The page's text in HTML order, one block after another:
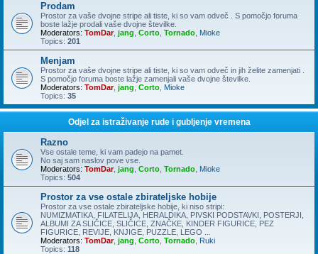
Prodam
Prostor za vaše dvojne stripe ali tiste, ki so vam odveč . S pomočjo foruma
boste lažje prodali vaše dvojne številke.
Moderators: TomDar, jang Corto Tornado Mioke
Topics: 201
Menjam
Prostor za vaše dvojne stripe ali tiste, ki so vam odveč in jih želite zamenjati .
S pomočjo foruma boste lažje zamenjali vaše dvojne številke.
Moderators: TomDar, jang Corto Mioke
Topics: 35
Odjel za istraživanje rude i gubljenje vremena
Razno
Vse ostale teme, ki vam padejo na pamet.
No saj sam naslov pove vse.
Moderators: TomDar, jang Corto Tornado Mioke
Topics: 504
Prostor za vse ostale zbirateljske hobije
Prostor za vse ostale zbirateljske hobije, ki niso stripi:
NUMIZMATIKA, FILATELIJA, HERALDIKA, PIVSKI PODSTAVKI, POSTERJI,
ALBUMI ZA SLIČICE, SLIČICE, ZNAČKE, KINDER FIGURICE, PEZ
FIGURICE, REVIJE, KNJIGE, PUZZLE, LEGO ...
Moderators: TomDar, jang Corto Tornado Ruki
Topics: 118